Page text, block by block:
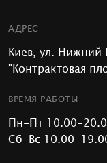
АДРЕС
Киев, ул. Нижний
"Контрактовая
ВРЕМЯ РАБОТЫ
Пн-Пт 10.00-
Сб-Вс 10.00-